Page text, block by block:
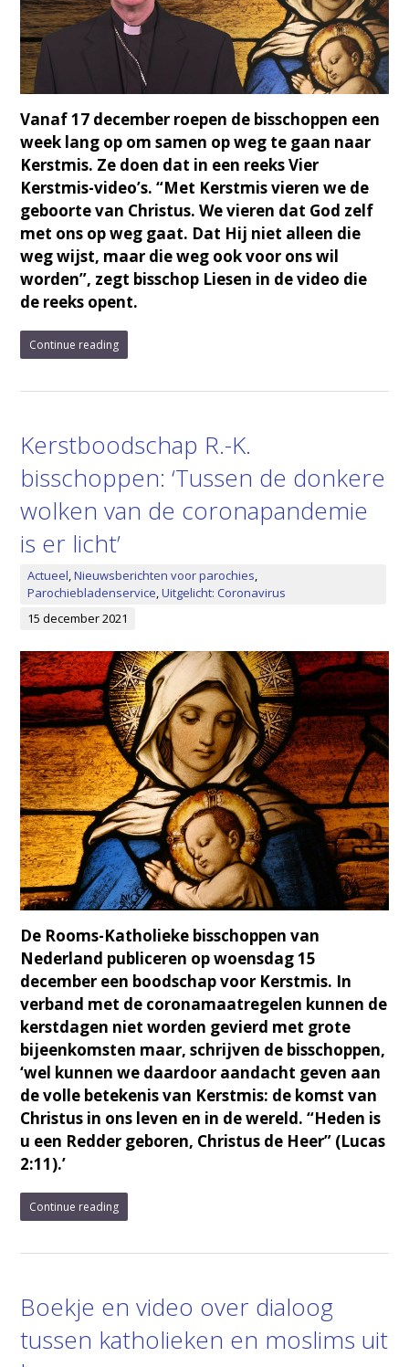
Vanaf 17 december roepen de bisschoppen een
week lang op om samen op weg te gaan naar
Kerstmis. Ze doen dat in een reeks Vier
Kerstmis-video’s. “Met Kerstmis vieren we de
geboorte van Christus. We vieren dat God zelf
met ons op weg gaat. Dat Hij niet alleen die
weg wijst, maar die weg ook voor ons wil
worden”, zegt bisschop Liesen in de video die
de reeks opent.
Continue reading
Kerstboodschap R.-K.
bisschoppen: ‘Tussen de donkere
wolken van de coronapandemie
is er licht’
Actueel,Nieuwsberichten voor parochies,
Parochiebladenservice,Uitgelicht: Coronavirus
15 december 2021
De Rooms-Katholieke bisschoppen van
Nederland publiceren op woensdag 15
december een boodschap voor Kerstmis. In
verband met de coronamaatregelen kunnen de
kerstdagen niet worden gevierd met grote
bijeenkomsten maar, schrijven de bisschoppen,
‘wel kunnen we daardoor aandacht geven aan
de volle betekenis van Kerstmis: de komst van
Christus in ons leven en in de wereld. “Heden is
u een Redder geboren, Christus de Heer” (Lucas
2:11).’
Continue reading
Boekje en video over dialoog
tussen katholieken en moslims uit